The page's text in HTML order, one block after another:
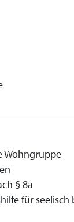
Wohngruppe
§ 8a
für